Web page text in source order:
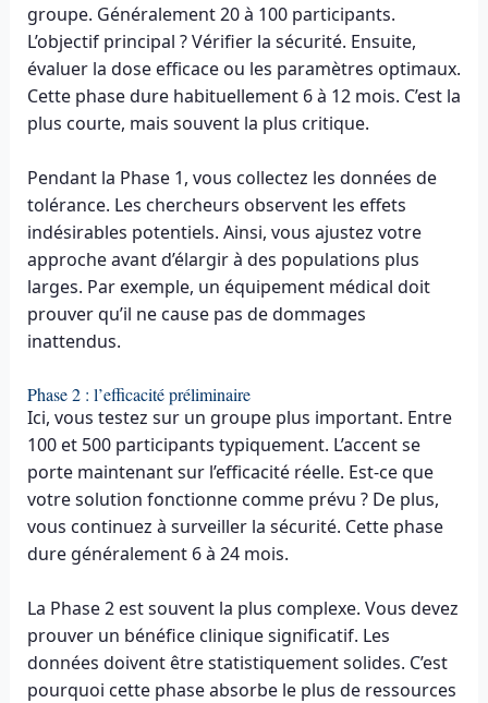
groupe. Généralement 20 à 100 participants.
L’objectif principal ? Vérifier la sécurité. Ensuite,
évaluer la dose efficace ou les paramètres optimaux.
Cette phase dure habituellement 6 à 12 mois. C’est la
plus courte, mais souvent la plus critique.
Pendant la Phase 1, vous collectez les données de
tolérance. Les chercheurs observent les effets
indésirables potentiels. Ainsi, vous ajustez votre
approche avant d’élargir à des populations plus
larges. Par exemple, un équipement médical doit
prouver qu’il ne cause pas de dommages
inattendus.
Phase 2 : l’efficacité préliminaire
Ici, vous testez sur un groupe plus important. Entre
100 et 500 participants typiquement. L’accent se
porte maintenant sur l’efficacité réelle. Est-ce que
votre solution fonctionne comme prévu ? De plus,
vous continuez à surveiller la sécurité. Cette phase
dure généralement 6 à 24 mois.
La Phase 2 est souvent la plus complexe. Vous devez
prouver un bénéfice clinique significatif. Les
données doivent être statistiquement solides. C’est
pourquoi cette phase absorbe le plus de ressources